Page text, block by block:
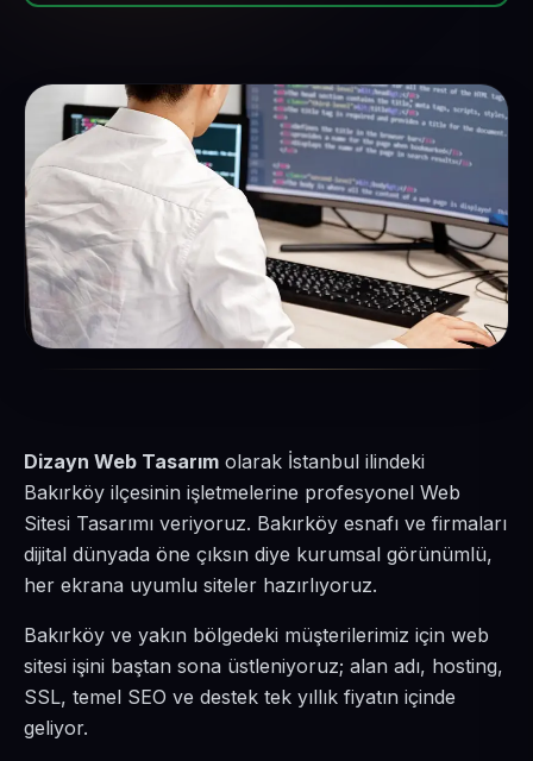
Dizayn Web Tasarım olarak İstanbul ilindeki
Bakırköy ilçesinin işletmelerine profesyonel Web
Sitesi Tasarımı veriyoruz. Bakırköy esnafı ve firmaları
dijital dünyada öne çıksın diye kurumsal görünümlü,
her ekrana uyumlu siteler hazırlıyoruz.
Bakırköy ve yakın bölgedeki müşterilerimiz için web
sitesi işini baştan sona üstleniyoruz; alan adı, hosting,
SSL, temel SEO ve destek tek yıllık fiyatın içinde
geliyor.